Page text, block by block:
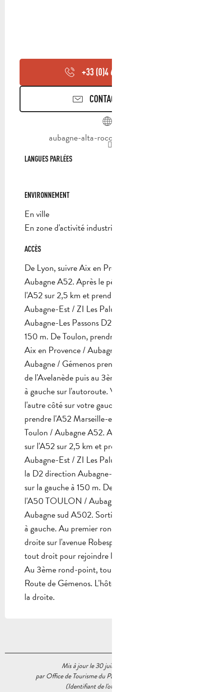
+33 (0)4 65 07 09
CONTACTEZ-NOUS
aubagne-alta-rocca.campanile.com
LANGUES PARLÉES
LANGUES PARLÉES
ENVIRONNEMENT
ENVIRONNEMENT
En ville
En zone d'activité industrielle/commerciale
ACCÈS
ACCÈS
De Lyon, suivre Aix en Provence puis Toulon /
Aubagne A52. Après le péage, continuer sur
l'A52 sur 2,5 km et prendre la sortie 35
Aubagne-Est / ZI Les Paluds puis suivre à droite
Aubagne-Les Passons D2. L'hôtel est à gauche à
150 m. De Toulon, prendre Marseille A50 puis
Aix en Provence / Aubagne A52 sortie N ° 35
Aubagne / Gémenos prendre à gauche le Chemin
de l'Avelanède puis au 3ème rond-point, tourner
à gauche sur l'autoroute. Vous verrez l'hôtel de
l'autre côté sur votre gauche. De Nice A8,
prendre l'A52 Marseille-est / Aubagne puis suivre
Toulon / Aubagne A52. Après le péage, continuez
sur l'A52 sur 2,5 km et prenez la sortie N ° 35
Aubagne-Est / ZI Les Paluds puis suivez à droite
la D2 direction Aubagne-Les Passons. L'hôtel est
sur la gauche à 150 m. De Marseille, prendre
l'A50 TOULON / Aubagne sur 18 km puis
Aubagne sud A502. Sortie sud Aubagne, tournez
à gauche. Au premier rond-point, tournez à
droite sur l'avenue Robespierre puis continuez
tout droit pour rejoindre le Chemin de ceinture.
Au 3ème rond-point, tournez à gauche sur la
Route de Gémenos. L'hôtel se trouve à 200 m sur
la droite.
Mis à jour le 30 juillet 2026 à 17:40
par Office de Tourisme du Pays d’Aubagne et de l’Étoile
(Identifiant de l'offre :